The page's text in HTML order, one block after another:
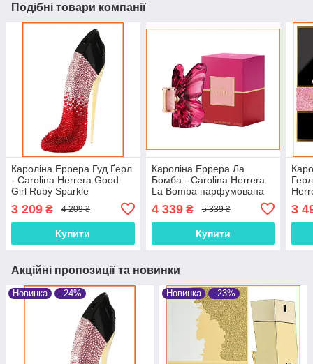
Подібні товари компанії
Кароліна Еррера Гуд Ґерл
- Carolina Herrera Good
Girl Ruby Sparkle
Swarovski парфумована
вода 80 ml.
3 209 ₴ 4 209 ₴
Купити
Кароліна Еррера Ла
Бомба - Carolina Herrera
La Bomba парфумована
4 339₴ 5 339 ₴
Купити
80
3
Акційні пропозиції та новинки
Новинка –24% Новинка –23%